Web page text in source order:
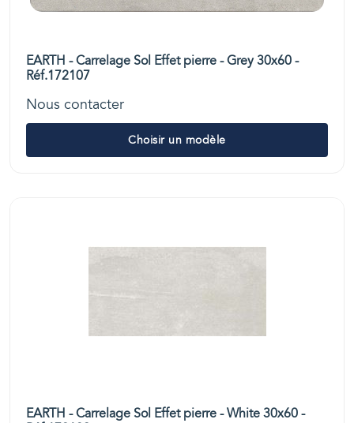
EARTH - Carrelage Sol Effet pierre - Grey 30x60 -
Réf.172107
Nous contacter
Choisir un modèle
EARTH - Carrelage Sol Effet pierre - White 30x60 -